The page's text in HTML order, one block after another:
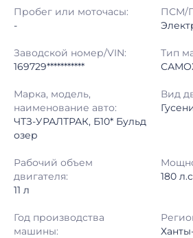
Тип аукциона:
Шаг торгов: 50 000 ₽
Кол-во ставок:
Регион:
Пробег или моточасы:
-
ПСМ/
Заводской номер/VIN:
169729***********
Тип
Марка, модель,
наименование авто:
ЧТЗ-УРАЛТРАК, Б10* Бульд
озер
Вид
Рабочий объем
двигателя:
11 л
180
Год производства
машины: